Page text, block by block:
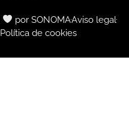
por SONOMAAviso legal
Política de cookies